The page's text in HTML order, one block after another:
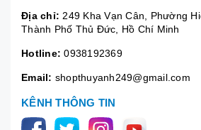
Địa chỉ: 249 Kha Vạn Cân, Phường
Thành Phố Thủ Đức, Hồ Chí Minh
Hotline: 0938192369
Email: shopthuyanh249@gmail.com
KÊNH THÔNG TIN